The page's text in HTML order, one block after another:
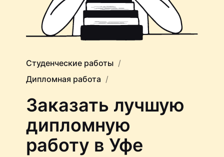
Студенческие работы
Дипломная работа
Заказать лучшую
дипломную
работу в Уфе